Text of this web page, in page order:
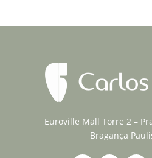
Euroville Mall Torre 2 –
Bragança